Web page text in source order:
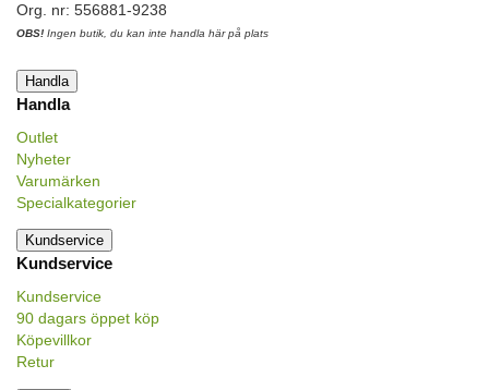
Org. nr: 556881-9238
OBS! Ingen butik, du kan inte handla här på plats
Handla
Handla
Outlet
Nyheter
Varumärken
Specialkategorier
Kundservice
Kundservice
Kundservice
90 dagars öppet köp
Köpevillkor
Retur